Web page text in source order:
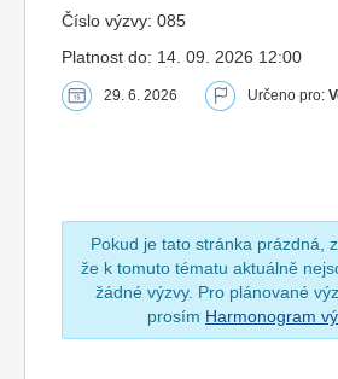
Číslo výzvy: 085
Platnost do: 14. 09. 2026 12:00
29. 6. 2026 Určeno pro:
Pokud je tato stránka prázdná,
že k tomuto tématu aktuálně
žádné výzvy. Pro plánované
prosím Harmonogram